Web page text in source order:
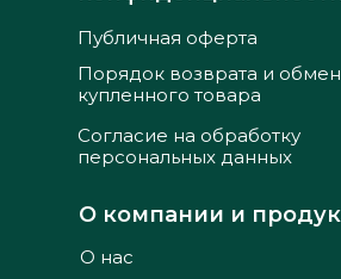
О нас
Согласие на обработку
персональных данных
Публичная оферта
Порядок возврата и обмен
купленного товара
О компании и